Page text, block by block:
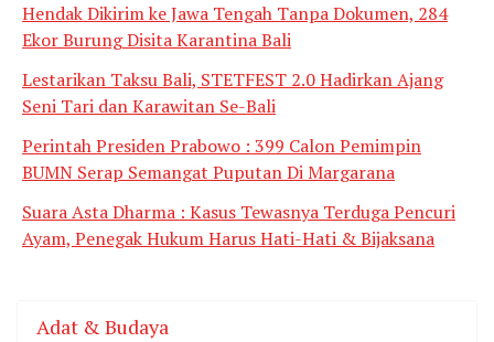
Hendak Dikirim ke Jawa Tengah Tanpa Dokumen, 284
Ekor Burung Disita Karantina Bali
Lestarikan Taksu Bali, STETFEST 2.0 Hadirkan Ajang
Seni Tari dan Karawitan Se-Bali
Perintah Presiden Prabowo : 399 Calon Pemimpin
BUMN Serap Semangat Puputan Di Margarana
Suara Asta Dharma : Kasus Tewasnya Terduga Pencuri
Ayam, Penegak Hukum Harus Hati-Hati & Bijaksana
Adat & Budaya